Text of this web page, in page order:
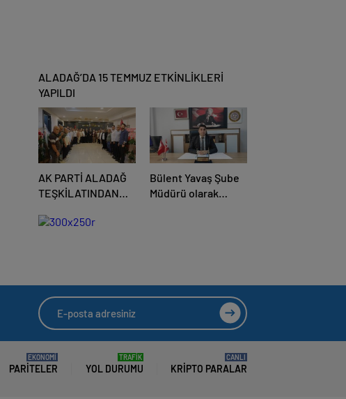
ALADAĞ’DA 15 TEMMUZ ETKİNLİKLERİ
YAPILDI
AK PARTİ ALADAĞ
TEŞKİLATINDAN
ÖZKAN’A HAYIRLI
Bülent Yavaş Şube
Müdürü olarak
PARITELER
EKONOMİ
YOL DURUMU
TRAFİK
KRIPTO PARALAR
CANLI